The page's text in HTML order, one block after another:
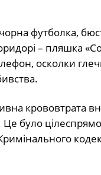
футболка,
– пляшка
осколки
крововтрата
було